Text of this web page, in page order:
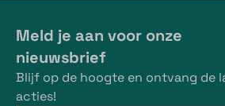
Meld je aan voor onze
nieuwsbrief
Blijf op de hoogte en ontvang de
acties!